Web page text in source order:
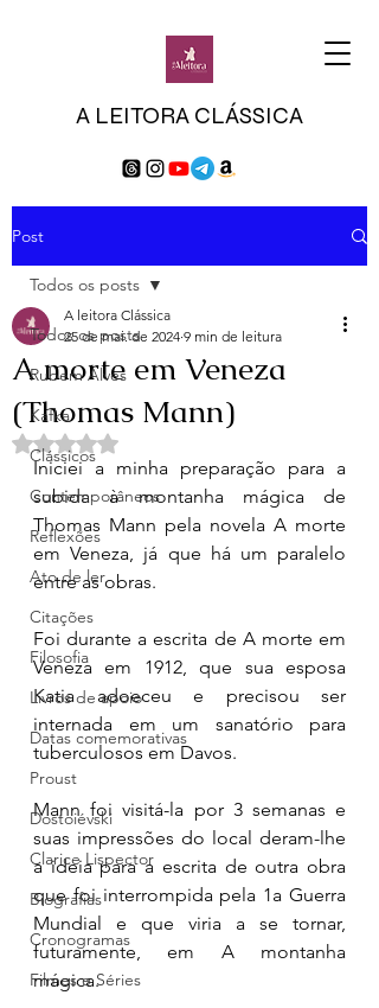
A LEITORA CLÁSSICA
Post
Todos os posts
Rubem Alves
Kafka
Clássicos
Contemporâneos
Reflexões
Ato de ler
Citações
Filosofia
Livros de apoio
Datas comemorativas
Proust
Dostoiévski
Clarice Lispector
Biografias
Cronogramas
Filmes e Séries
Todos os posts
A morte em Veneza
(Thomas Mann)
A leitora Clássica
25 de mai. de 2024 9 min de leitura
Avaliado com NaN de 5 estrelas.
Iniciei a minha preparação para a
subida à montanha mágica de
Thomas Mann pela novela A morte
em Veneza, já que há um paralelo
entre as obras.
Foi durante a escrita de A morte em
Veneza em 1912, que sua esposa
Katia adoeceu e precisou ser
internada em um sanatório para
tuberculosos em Davos.
Mann foi visitá-la por 3 semanas e
suas impressões do local deram-lhe
a ideia para a escrita de outra obra
que foi interrompida pela 1a Guerra
Mundial e que viria a se tornar,
futuramente, em A montanha
mágica.